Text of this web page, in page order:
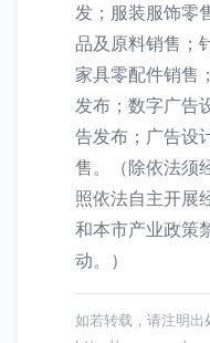
发；服装服饰零
品及原料销售；
家具零配件销售
发布；数字广告
告发布；广告设
售。（除依法须
照依法自主开展
和本市产业政策
动。）
如若转载，请注明出